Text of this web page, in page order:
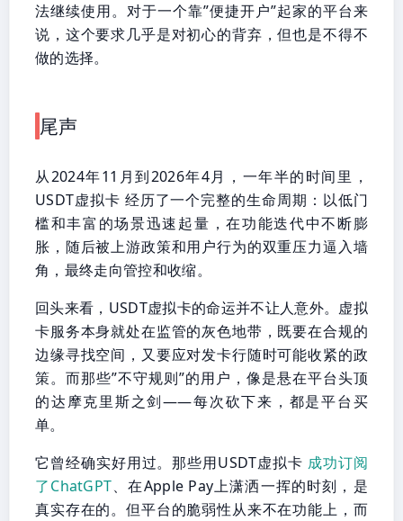
法继续使用。对于一个靠”便捷开户”起家的平台来
说，这个要求几乎是对初心的背弃，但也是不得不
做的选择。
尾声
从2024年11月到2026年4月，一年半的时间里，
USDT虚拟卡 经历了一个完整的生命周期：以低门
槛和丰富的场景迅速起量，在功能迭代中不断膨
胀，随后被上游政策和用户行为的双重压力逼入墙
角，最终走向管控和收缩。
回头来看，USDT虚拟卡的命运并不让人意外。虚拟
卡服务本身就处在监管的灰色地带，既要在合规的
边缘寻找空间，又要应对发卡行随时可能收紧的政
策。而那些”不守规则”的用户，像是悬在平台头顶
的达摩克里斯之剑——每次砍下来，都是平台买
单。
它曾经确实好用过。那些用USDT虚拟卡 成功订阅
了ChatGPT、在Apple Pay上潇洒一挥的时刻，是
真实存在的。但平台的脆弱性从来不在功能上，而